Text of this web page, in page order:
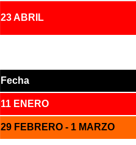
23 ABRIL
Fecha
11 ENERO
29 FEBRERO - 1 MARZO